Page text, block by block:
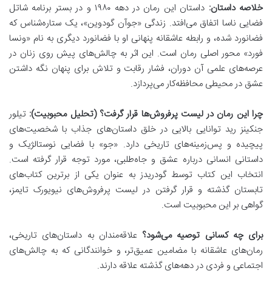
خلاصه داستان:
داستان این رمان در دهه ۱۹۸۰ و در بستر برنامه شاتل
فضایی ناسا اتفاق می‌افتد. زندگی «جوآن گودوین»، یک ستاره‌شناس که
فضانورد شده، و رابطه عاشقانه پنهانی او با فضانورد دیگری به نام «ونسا
فورد» محور اصلی رمان است. این اثر به چالش‌های پیش روی زنان در
عرصه‌های علمی آن دوران، فشار رقابت و تلاش برای پنهان نگه داشتن
عشق در محیطی محافظه‌کار می‌پردازد.
چرا این رمان در لیست پرفروش‌ها قرار گرفت؟ (تحلیل محبوبیت): تیلور
جنکینز رید توانایی بالایی در خلق داستان‌های جذاب با شخصیت‌های
پیچیده و پس‌زمینه‌های تاریخی دارد. «جو» با فضایی نوستالژیک و
داستانی انسانی درباره عشق و جاه‌طلبی، مورد توجه قرار گرفته است.
انتخاب این کتاب توسط گودریدز به عنوان یکی از برترین کتاب‌های
تابستان گذشته و قرار گرفتن در لیست پرفروش‌های نیویورک تایمز،
گواهی بر این محبوبیت است.
برای چه کسانی توصیه می‌شود؟ علاقه‌مندان به داستان‌های تاریخی،
رمان‌های عاشقانه با مضامین عمیق‌تر، و خوانندگانی که به چالش‌های
اجتماعی و فردی در دهه‌های گذشته علاقه دارند.